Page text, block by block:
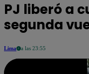
PJ liberó a
segunda
Lima a las 23:55